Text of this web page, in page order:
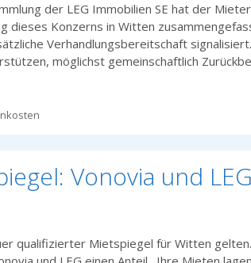
der LEG Immobilien SE hat der
dieses Konzerns in Witten
Verhandlungsbereitschaft
möglichst gemeinschaftlich
Vonovia und
qualifizierter Mietspiegel für Witten